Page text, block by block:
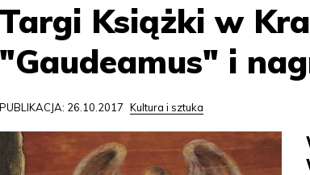
Targi Książki w
"Gaudeamus" i
PUBLIKACJA: 26.10.2017 Kultura i sztuka